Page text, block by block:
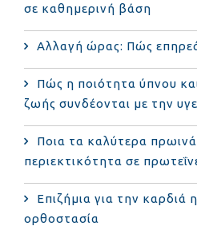
σε καθημερινή βάση
Αλλαγή ώρας: Πώς
Πώς η ποιότητα ύπνου
ζωής συνδέονται με την
Ποια τα καλύτερα
περιεκτικότητα σε
Επιζήμια για την καρδιά
ορθοστασία